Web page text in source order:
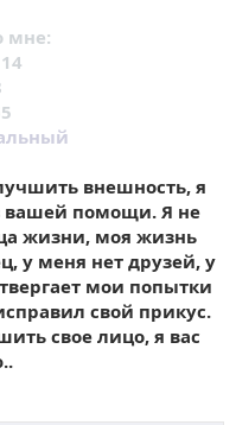
мне:
внешность, я
вашей помощи. Я не
жизни, моя жизнь
у меня нет друзей, у
мои попытки
свой прикус.
свое лицо, я вас